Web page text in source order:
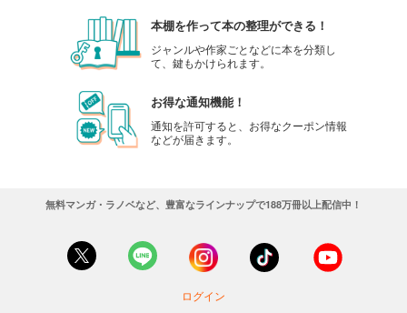
本棚を作って本の整理ができる！
ジャンルや作家ごとなどに本を分類し
て、鍵もかけられます。
お得な通知機能！
通知を許可すると、お得なクーポン情報
などが届きます。
無料マンガ・ラノベなど、豊富なラインナップで188万冊以上配信中！
ログイン